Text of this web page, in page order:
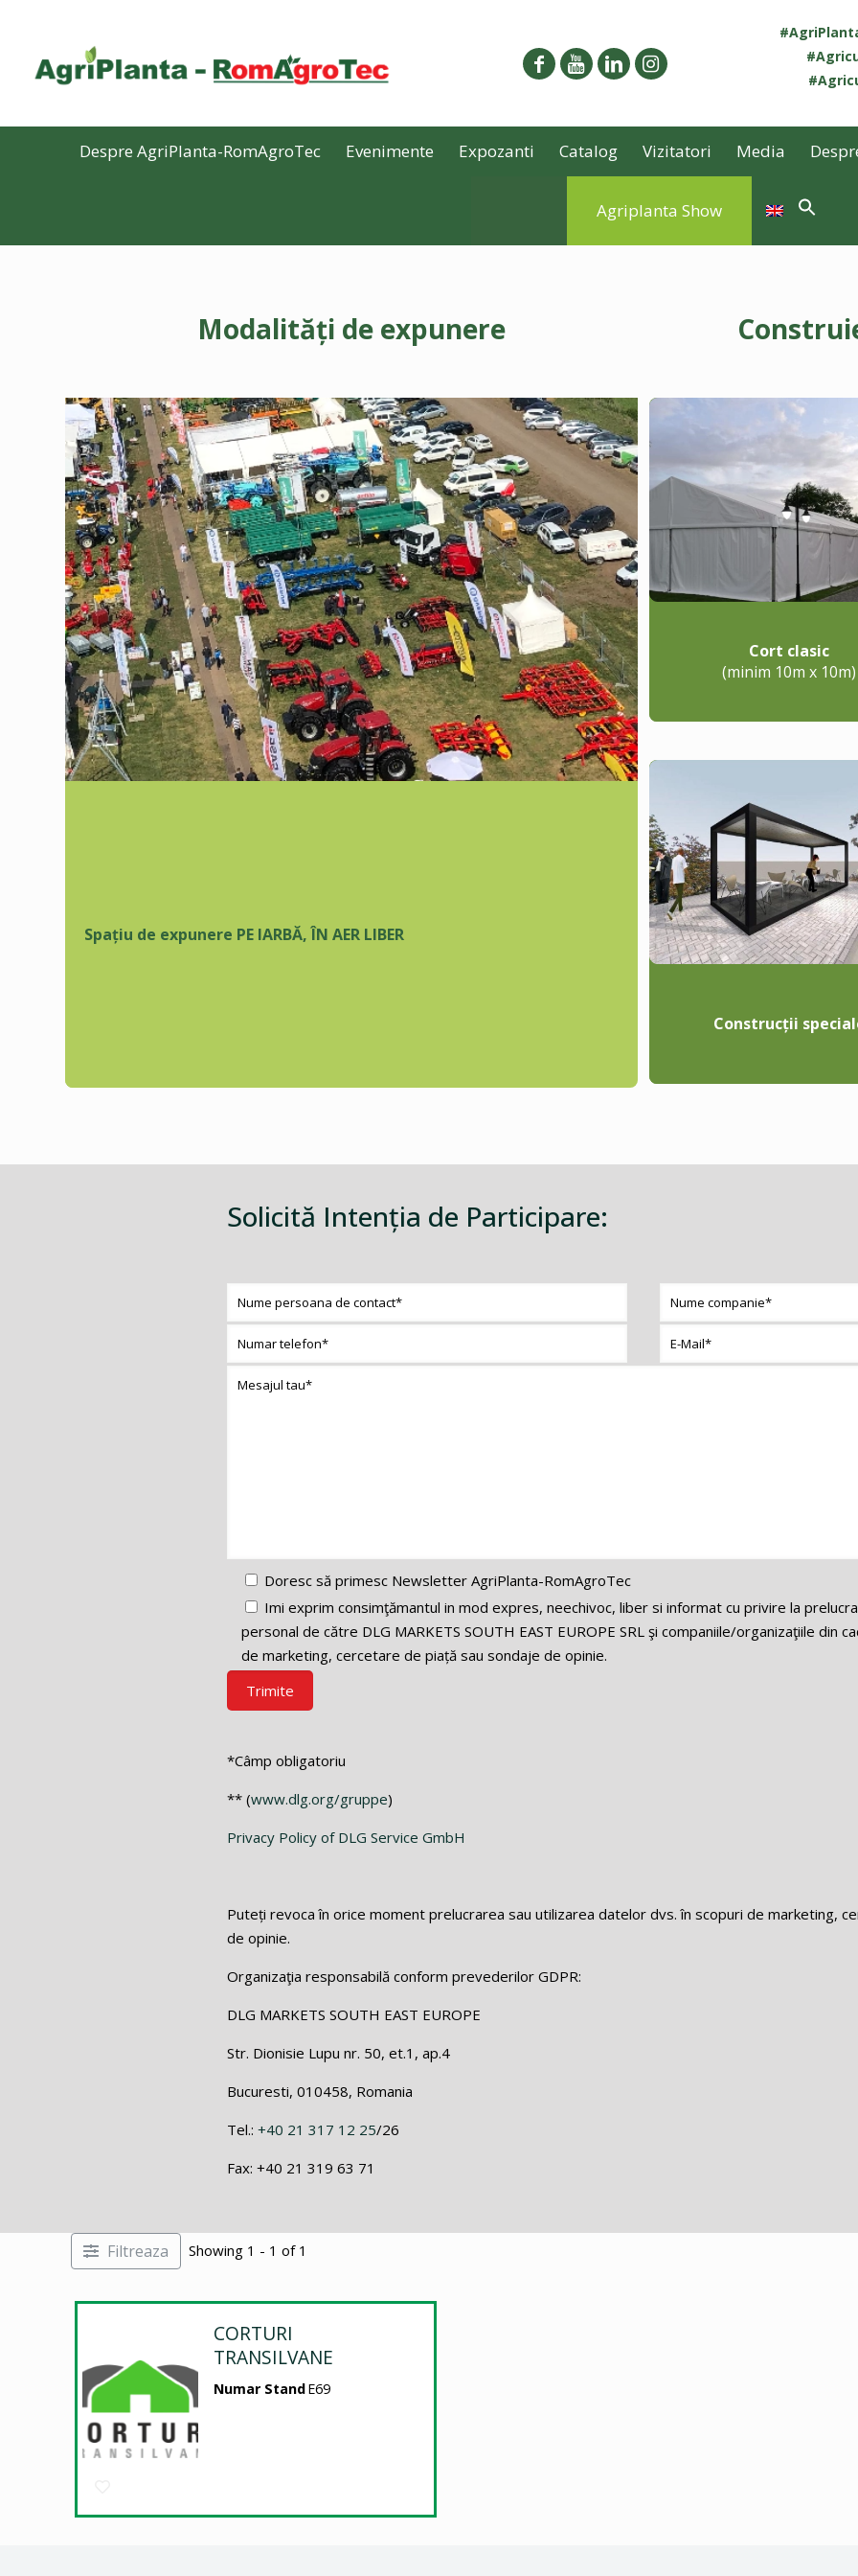
Despre AgriPlanta-RomAgroTec Evenimente Expozanti Catalog Vizitatori Media
Agriplanta Show
Modalități de expunere
Spațiu de expunere PE IARBĂ, ÎN AER LIBER
Cort clasic
(minim 10m x 10m)
Construcții
Solicită Intenţia de Participare:
Doresc să primesc Newsletter AgriPlanta-RomAgroTec
Imi exprim consimţămantul in mod expres, neechivoc, liber si informat cu privire la
personal de către DLG MARKETS SOUTH EAST EUROPE SRL şi companiile/organizaţiile din
de marketing, cercetare de piață sau sondaje de opinie.
*Câmp obligatoriu
** (www.dlg.org/gruppe)
Privacy Policy of DLG Service GmbH
Puteți revoca în orice moment prelucrarea sau utilizarea datelor dvs. în scopuri de marketing,
de opinie.
Organizaţia responsabilă conform prevederilor GDPR:
DLG MARKETS SOUTH EAST EUROPE
Str. Dionisie Lupu nr. 50, et.1, ap.4
Bucuresti, 010458, Romania
Tel.:+40 21 317 12 25/26
Fax: +40 21 319 63 71
Filtreaza Showing 1 - 1 of 1
CORTURI
TRANSILVANE
Numar StandE69